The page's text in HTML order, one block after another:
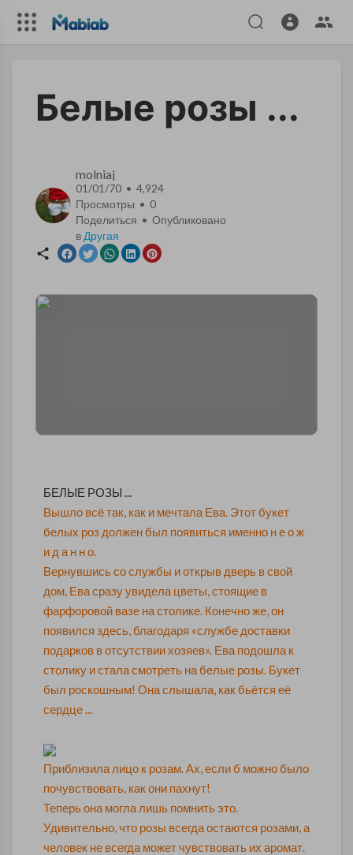
Белые розы ...
molniaj
01/01/70 • 4,924
Просмотры • 0
Поделиться • Опубликовано
в Другая
БЕЛЫЕ РОЗЫ ...
Вышло всё так, как и мечтала Ева. Этот букет
белых роз должен был появиться именно н е о ж
и д а н н о.
Вернувшись со службы и открыв дверь в свой
дом, Ева сразу увидела цветы, стоящие в
фарфоровой вазе на столике. Конечно же, он
появился здесь, благодаря «службе доставки
подарков в отсутствии хозяев». Ева подошла к
столику и стала смотреть на белые розы. Букет
был роскошным! Она слышала, как бьётся её
сердце ...
Приблизила лицо к розам.Ах, если б можно было
почувствовать, как они пахнут!
Теперь она могла лишь помнить это.
Удивительно, что розы всегда остаются розами, а
человек не всегда может чувствовать их аромат.